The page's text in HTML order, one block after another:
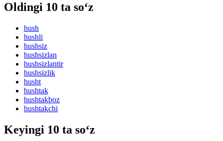
Oldingi 10 ta so‘z
hush
hushli
hushsiz
hushsizlan
hushsizlantir
hushsizlik
husht
hushtak
hushtakboz
hushtakchi
Keyingi 10 ta so‘z